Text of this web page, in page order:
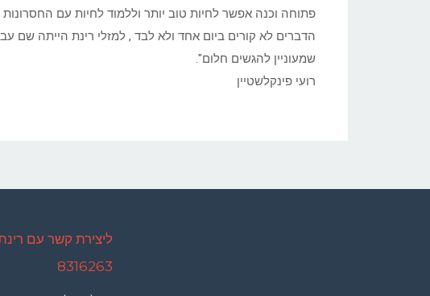
פתוחה וכנה אפשר לחיות טוב יותר וללמוד לחיות עם
הדברים לא קורים ביום אחד ולא לבד , למזלי רינת הייתה שם
שמעוניין להגשים חלום".
רועי פינקלשטיין
8316263